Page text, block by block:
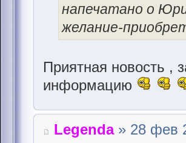
напечатано о
желание-
Приятная новость ,
информацию
Legenda» 28 фев